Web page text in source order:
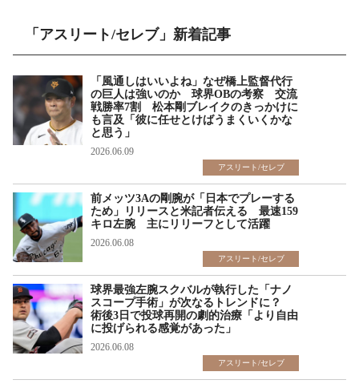
「アスリート/セレブ」新着記事
「風通しはいいよね」なぜ橋上監督代行
の巨人は強いのか 球界OBの考察 交流
戦勝率7割 松本剛ブレイクのきっかけに
も言及「彼に任せとけばうまくいくかな
と思う」
2026.06.09
アスリート/セレブ
前メッツ3Aの剛腕が「日本でプレーする
ため」リリースと米記者伝える 最速159
キロ左腕 主にリリーフとして活躍
2026.06.08
アスリート/セレブ
球界最強左腕スクバルが執行した「ナノ
スコープ手術」が次なるトレンドに？
術後3日で投球再開の劇的治療「より自由
に投げられる感覚があった」
2026.06.08
アスリート/セレブ